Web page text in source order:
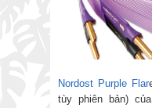
Nordost Purple Flar
tùy phiên bản)